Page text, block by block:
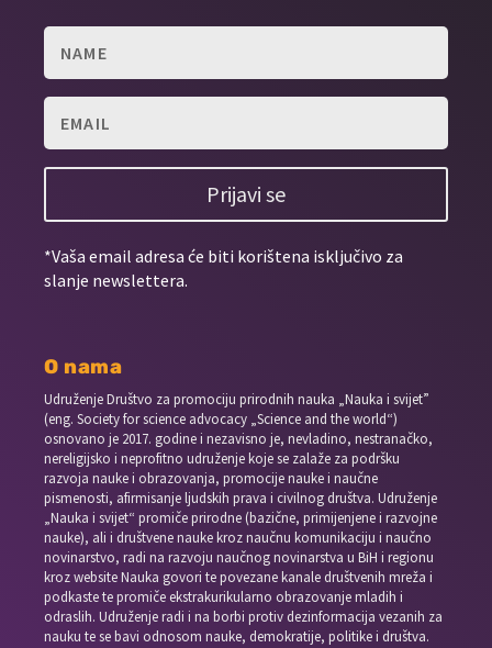
Prijavi se
*Vaša email adresa će biti korištena isključivo za
slanje newslettera.
O nama
Udruženje Društvo za promociju prirodnih nauka „Nauka i svijet”
(eng. Society for science advocacy „Science and the world“)
osnovano je 2017. godine i nezavisno je, nevladino, nestranačko,
nereligijsko i neprofitno udruženje koje se zalaže za podršku
razvoja nauke i obrazovanja, promocije nauke i naučne
pismenosti, afirmisanje ljudskih prava i civilnog društva. Udruženje
„Nauka i svijet“ promiče prirodne (bazične, primijenjene i razvojne
nauke), ali i društvene nauke kroz naučnu komunikaciju i naučno
novinarstvo, radi na razvoju naučnog novinarstva u BiH i regionu
kroz website Nauka govori te povezane kanale društvenih mreža i
podkaste te promiče ekstrakurikularno obrazovanje mladih i
odraslih. Udruženje radi i na borbi protiv dezinformacija vezanih za
nauku te se bavi odnosom nauke, demokratije, politike i društva.